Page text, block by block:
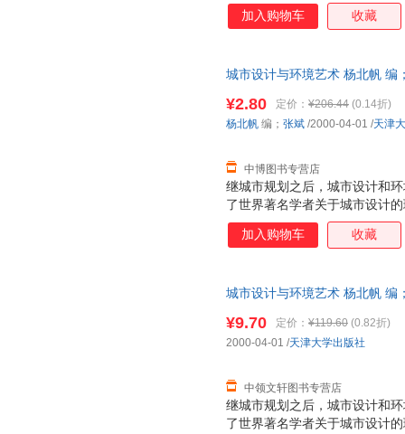
生过程中的逻辑与哲理，强调
计作为一种概念，能影响人的
加入购物车 收藏
城市设计与环境艺术 杨北帆 编
继城市规划之后，城市设计和
了世界著名学者关于城市设计
生过程中的逻辑与哲理，强调
计作为一种概念，能影响人的
¥2.80 定价： ¥206.44 (0.14折)
中博图书专营店
杨北帆 编； 张斌 /2000-04-01 /天津
加入购物车 收藏
城市设计与环境艺术 杨北帆 编
继城市规划之后，城市设计和
了世界著名学者关于城市设计
¥9.70 定价： ¥119.60 (0.82折)
中领文轩图书专营店
2000-04-01 /天津大学出版社